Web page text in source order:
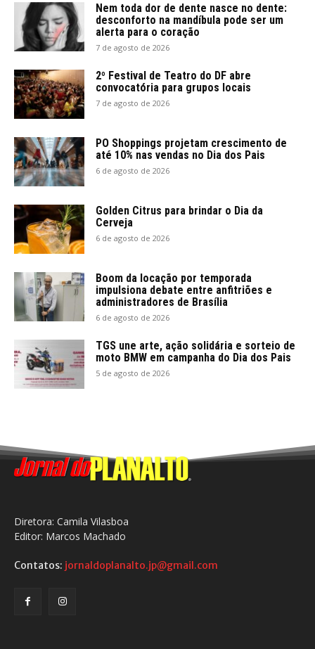
Nem toda dor de dente nasce no dente:
desconforto na mandíbula pode ser um
alerta para o coração
7 de agosto de 2026
2º Festival de Teatro do DF abre
convocatória para grupos locais
7 de agosto de 2026
PO Shoppings projetam crescimento de
até 10% nas vendas no Dia dos Pais
6 de agosto de 2026
Golden Citrus para brindar o Dia da
Cerveja
6 de agosto de 2026
Boom da locação por temporada
impulsiona debate entre anfitriões e
administradores de Brasília
6 de agosto de 2026
TGS une arte, ação solidária e sorteio de
moto BMW em campanha do Dia dos Pais
5 de agosto de 2026
Diretora: Camila Vilasboa
Editor: Marcos Machado
Contatos: jornaldoplanalto.jp@gmail.com